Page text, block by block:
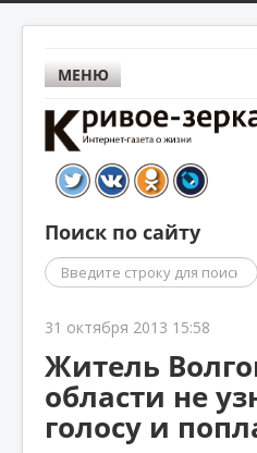
МЕНЮ
Поиск по сайту
Поиск
31 октября 2013 15:58
Житель
области не
голосу и